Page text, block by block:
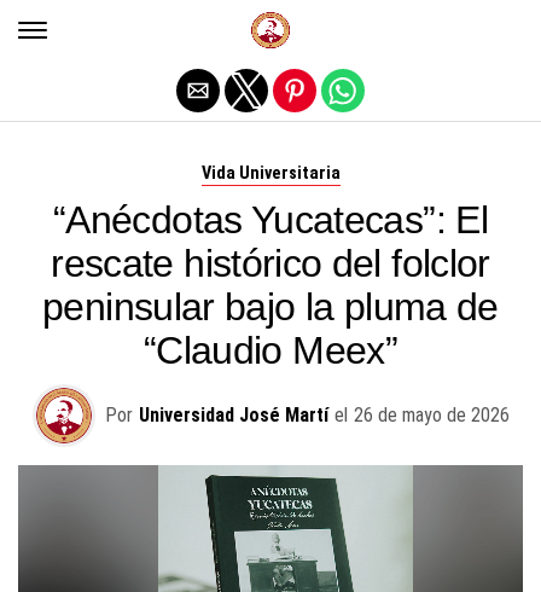
Vida Universitaria
“Anécdotas Yucatecas”: El
rescate histórico del folclor
peninsular bajo la pluma de
“Claudio Meex”
Por Universidad José Martí el 26 de mayo de 2026
Salir de la versión móvil